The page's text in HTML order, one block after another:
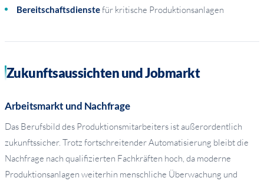
Bereitschaftsdienstefür kritische Produktionsanlagen
Zukunftsaussichten und Jobmarkt
Arbeitsmarkt und Nachfrage
Das Berufsbild des Produktionsmitarbeiters ist außerordentlich
zukunftssicher. Trotz fortschreitender Automatisierung bleibt die
Nachfrage nach qualifizierten Fachkräften hoch, da moderne
Produktionsanlagen weiterhin menschliche Überwachung und